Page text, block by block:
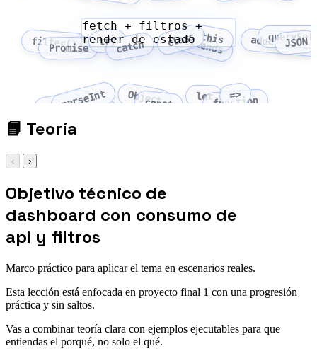
filter()
Promise
trycatch classextends
this JSON
fetch
parseInt
Array Object
const letfunction
=>
fetch + filtros +
render de estado
📘 Teoría
‹ ›
Objetivo técnico de
dashboard con consumo de
api y filtros
Marco práctico para aplicar el tema en escenarios reales.
Esta lección está enfocada en proyecto final 1 con una progresión
práctica y sin saltos.
Vas a combinar teoría clara con ejemplos ejecutables para que
entiendas el porqué, no solo el qué.